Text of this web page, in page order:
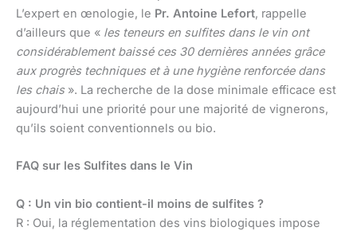
L’expert en œnologie, le Pr. Antoine Lefort, rappelle
d’ailleurs que « les teneurs en sulfites dans le vin ont
considérablement baissé ces 30 dernières années grâce
aux progrès techniques et à une hygiène renforcée dans
les chais». La recherche de la dose minimale efficace est
aujourd’hui une priorité pour une majorité de vignerons,
qu’ils soient conventionnels ou bio.
FAQ sur les Sulfites dans le Vin
Q : Un vin bio contient-il moins de sulfites ?
R : Oui, la réglementation des vins biologiques impose